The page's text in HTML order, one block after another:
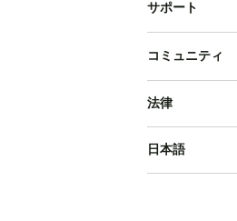
サポート
コミュニティ
法律
日本語